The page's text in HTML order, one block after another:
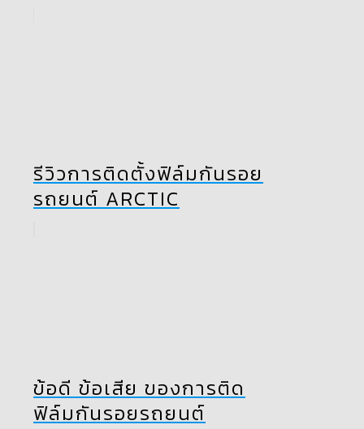
รีวิวการติดตั้งฟิล์มกันรอย
รถยนต์ ARCTIC
ข้อดี ข้อเสีย ของการติด
ฟิล์มกันรอยรถยนต์